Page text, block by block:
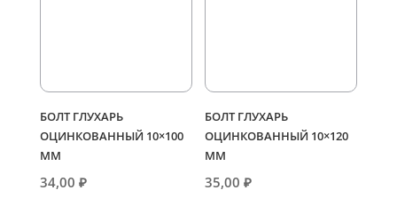
БОЛТ ГЛУХАРЬ
ОЦИНКОВАННЫЙ 10×100
ММ
34,00 ₽
БОЛТ ГЛУХАРЬ
ОЦИНКОВАННЫЙ 10×120
ММ
35,00₽